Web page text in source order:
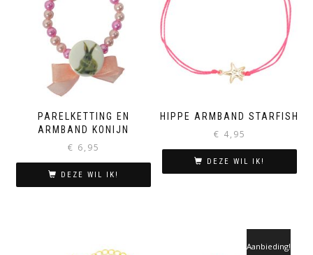
PARELKETTING EN
ARMBAND KONIJN
€ 6,95
DEZE WIL IK!
HIPPE ARMBAND STARFISH
€ 4,95
DEZE WIL IK!
Aanbieding!